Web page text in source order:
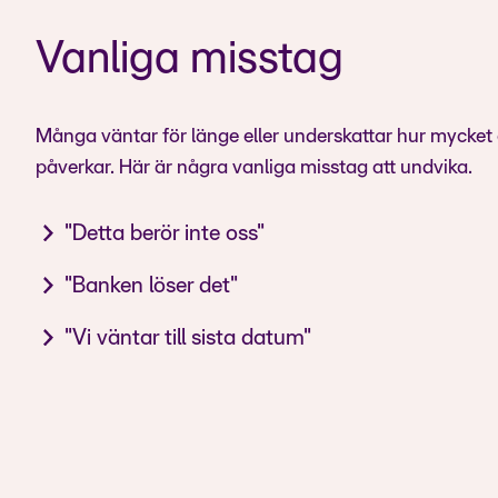
Vanliga misstag
Många väntar för länge eller underskattar hur
påverkar. Här är några vanliga misstag att undvika.
"Detta berör inte oss"
Många använder BBS/Direct Remittance via ERP utan
"Banken löser det"
Migrering kräver planering, test och utbildning.
"Vi väntar till sista datum"